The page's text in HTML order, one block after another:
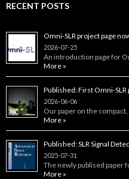
RECENT POSTS
Omni-SLR project page
2026-07-25
An introduction page for
More »
Published: First Omni-SLR
2026-06-06
Our paper on the
More »
Published: SLR Signal
2025-07-31
The newly publised paper
More »